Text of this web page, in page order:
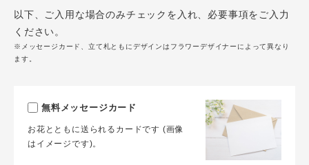
以下、ご入用な場合のみチェックを入れ、必要事項をご入力
ください。
※メッセージカード、立て札ともにデザインはフラワーデザイナーによって異なり
ます。
無料メッセージカード
お花とともに送られるカードです (画像
はイメージです)。